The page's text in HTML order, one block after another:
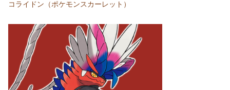
コライドン（ポケモンスカーレット）